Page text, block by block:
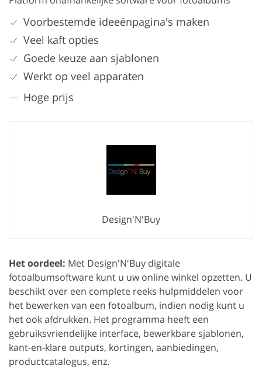
Voorbestemde ideeënpagina's maken
Veel kaft opties
Goede keuze aan sjablonen
Werkt op veel apparaten
Hoge prijs
Design'N'Buy
Het oordeel: Met Design'N'Buy digitale
fotoalbumsoftware kunt u uw online winkel opzetten. U
beschikt over een complete reeks hulpmiddelen voor
het bewerken van een fotoalbum, indien nodig kunt u
het ook afdrukken. Het programma heeft een
gebruiksvriendelijke interface, bewerkbare sjablonen,
kant-en-klare outputs, kortingen, aanbiedingen,
productcatalogus, enz.